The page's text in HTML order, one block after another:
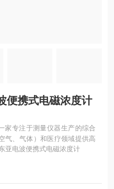
便携式电磁浓度计
家专注于测量仪器生产的综合
气、气体）和医疗领域提供高
。 TOADKK东亚电波便携式电磁浓度计